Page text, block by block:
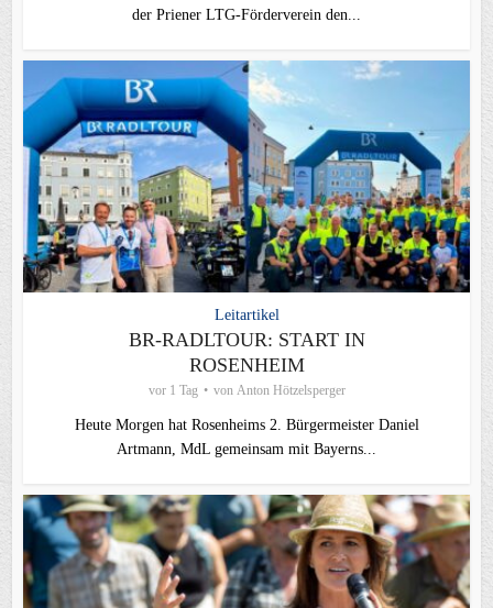
der Priener LTG‑Förderverein den...
Leitartikel
BR-RADLTOUR: START IN
ROSENHEIM
vor 1 Tag von Anton Hötzelsperger
Heute Morgen hat Rosenheims 2. Bürgermeister Daniel
Artmann, MdL gemeinsam mit Bayerns...